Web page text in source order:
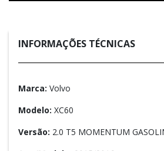
INFORMAÇÕES TÉCNICAS
Marca: Volvo
Modelo: XC60
Versão: 2.0 T5 MOMENTUM